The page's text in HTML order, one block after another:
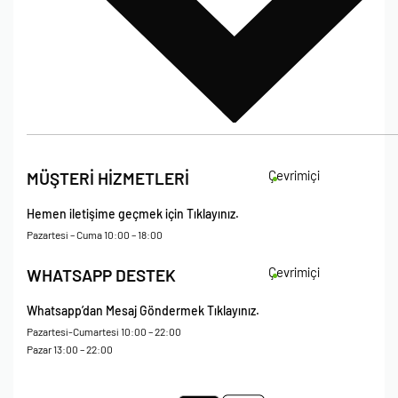
Çerez Politikası
Kişisel Verileri Koruma – Çerez ve Ticari İletişim Açık Rıza Metni
Mesafeli Satış Sözleşmesi
MÜŞTERİ HİZMETLERİ Çevrimiçi
Hemen iletişime geçmek için Tıklayınız.
Pazartesi – Cuma 10:00 – 18:00
WHATSAPP DESTEK Çevrimiçi
Whatsapp’dan Mesaj Göndermek Tıklayınız.
Pazartesi-Cumartesi 10:00 – 22:00
Pazar 13:00 – 22:00